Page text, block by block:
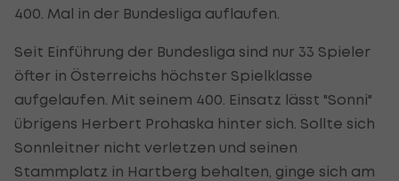
400. Mal in der Bundesliga auflaufen.
Seit Einführung der Bundesliga sind nur 33 Spieler
öfter in Österreichs höchster Spielklasse
aufgelaufen. Mit seinem 400. Einsatz lässt "Sonni"
übrigens Herbert Prohaska hinter sich. Sollte sich
Sonnleitner nicht verletzen und seinen
Stammplatz in Hartberg behalten, ginge sich am